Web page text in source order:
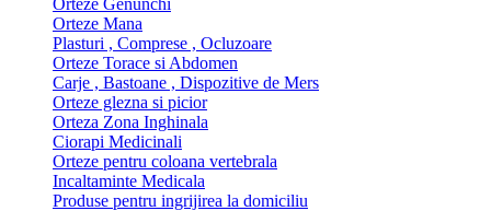
Orteze Genunchi
Orteze Mana
Plasturi , Comprese , Ocluzoare
Orteze Torace si Abdomen
Carje , Bastoane , Dispozitive de Mers
Orteze glezna si picior
Orteza Zona Inghinala
Ciorapi Medicinali
Orteze pentru coloana vertebrala
Incaltaminte Medicala
Produse pentru ingrijirea la domiciliu